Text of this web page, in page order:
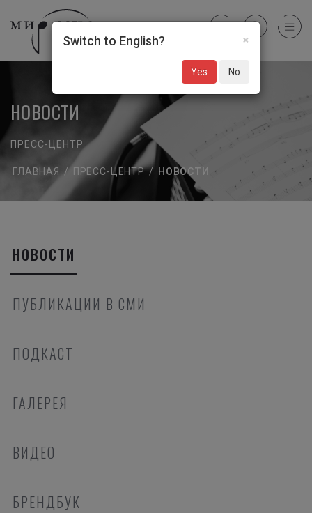
НОВОСТИ
ПРЕСС-ЦЕНТР
ГЛАВНАЯ / ПРЕСС-ЦЕНТР / НОВОСТИ
НОВОСТИ
ПУБЛИКАЦИИ В СМИ
ПОДКАСТ
ГАЛЕРЕЯ
ВИДЕО
БРЕНДБУК
×
Switch to English?
Yes No